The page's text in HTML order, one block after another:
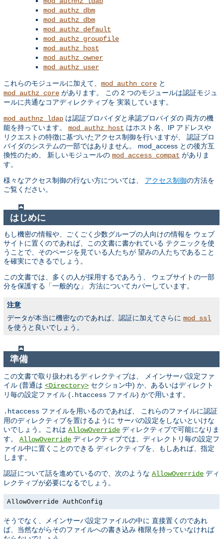
mod_authz_dbm
mod_authz_dbm
mod_authz_default
mod_authz_groupfile
mod_authz_host
mod_authz_owner
mod_authz_user
これらのモジュールに加えて、 mod_authn_core と
mod_authz_core があります。 この 2 つのモジュールは認証モジュ
ールに共通なコアディレクティブを 実装しています。
mod_authnz_ldap は認証プロバイダと承認プロバイダの 両方の機
能を持っています。 mod_authz_host はホスト名、IP アドレスや
リクエストの特徴に基づいたアクセス制御を行いますが、 認証プロ
バイダのシステムの一部ではありません。 mod_access との後方互
換性のため、 新しいモジュールの mod_access_compat がありま
す。
様々なアクセス制御の行ない方については、 アクセス制御の方法を
ご覧ください。
はじめに
もし機密の情報や、ごくごく少数グループの人向けの情報を ウェブ
サイトに置くのであれば、この文書に書かれている テクニックを使
うことで、そのページを見ている人たちが 望みの人たちであること
を確実にできるでしょう。
この文書では、多くの人が採用するであろう、 ウェブサイトの一部
分を保護する「一般的な」 方法についてカバーしています。
注意
データが本当に機密なのであれば、認証に加えてさらに mod_ssl
を使うと良いでしょう。
準備
この文書で取り扱われるディレクティブは、 メインサーバ設定ファ
イル (普通は <Directory> セクション中) か、あるいはディレクト
リ毎の設定ファイル (.htaccess ファイル) かで用います。
.htaccess ファイルを用いるのであれば、 これらのファイルに認証
用のディレクティブを置けるように サーバの設定をしないといけな
いでしょう。これは AllowOverride ディレクティブで可能になりま
す。 AllowOverride ディレクティブでは、ディレクトリ毎の設定フ
ァイル中に置くことのできる ディレクティブを、もしあれば、指定
します。
認証について話を進めているので、次のような AllowOverride ディ
レクティブが必要になるでしょう。
AllowOverride AuthConfig
そうでなく、メインサーバ設定ファイルの中に 直接置くのであれ
ば、当然ながらそのファイルへの書き込み 権限を持っていなければ